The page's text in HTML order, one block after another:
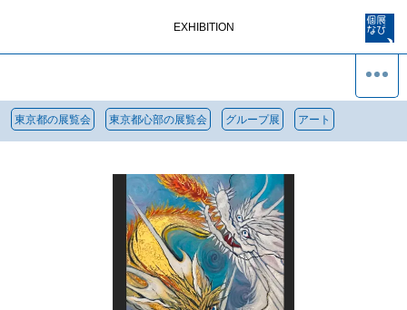
EXHIBITION
東京都の展覧会 東京都心部の展覧会 グループ展 アート